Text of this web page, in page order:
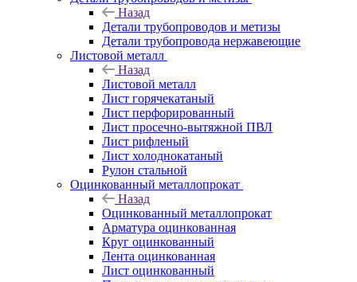
Назад
Детали трубопроводов и метизы
Детали трубопровода нержавеющие
Листовой металл
Назад
Листовой металл
Лист горячекатаный
Лист перфорированный
Лист просечно-вытяжной ПВЛ
Лист рифленый
Лист холоднокатаный
Рулон стальной
Оцинкованный металлопрокат
Назад
Оцинкованный металлопрокат
Арматура оцинкованная
Круг оцинкованный
Лента оцинкованная
Лист оцинкованный